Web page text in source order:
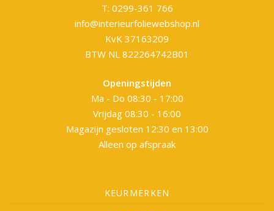
T: 0299-361 766
info@interieurfoliewebshop.nl
KvK 37163209
BTW NL 822264742B01
Openingstijden
Ma - Do 08:30 - 17:00
Vrijdag 08:30 - 16:00
Magazijn gesloten 12:30 en 13:00
Alleen op afspraak
KEURMERKEN